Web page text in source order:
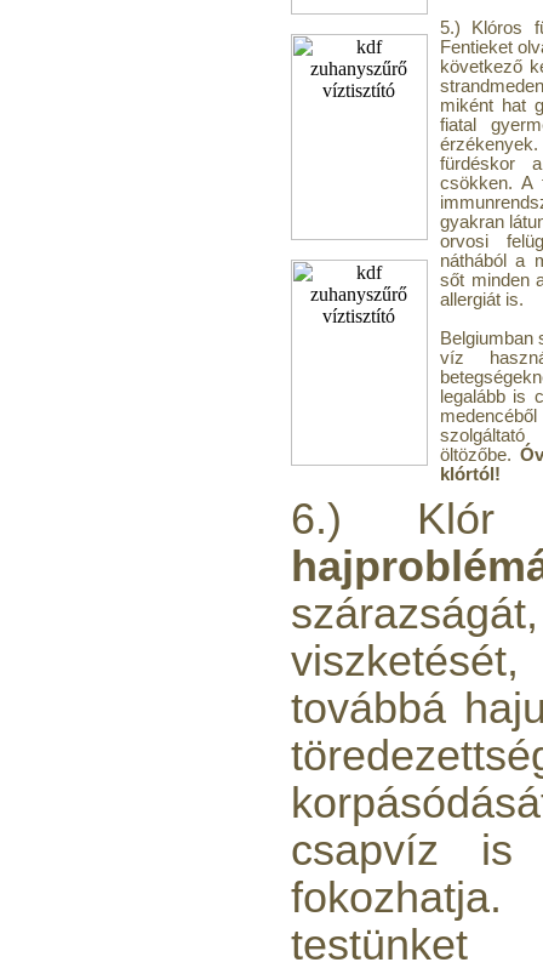
5.) Klóros
Fentieket
következő
miként hat
fiatal
fürdéskor
csökken. A
gyakran
orvosi
náthából a
sőt minden
allergiát is.
Belgiumban
víz
legalább is
öltözőbe.
klórtól!
6.)
továbbá
csapvíz is
testünket